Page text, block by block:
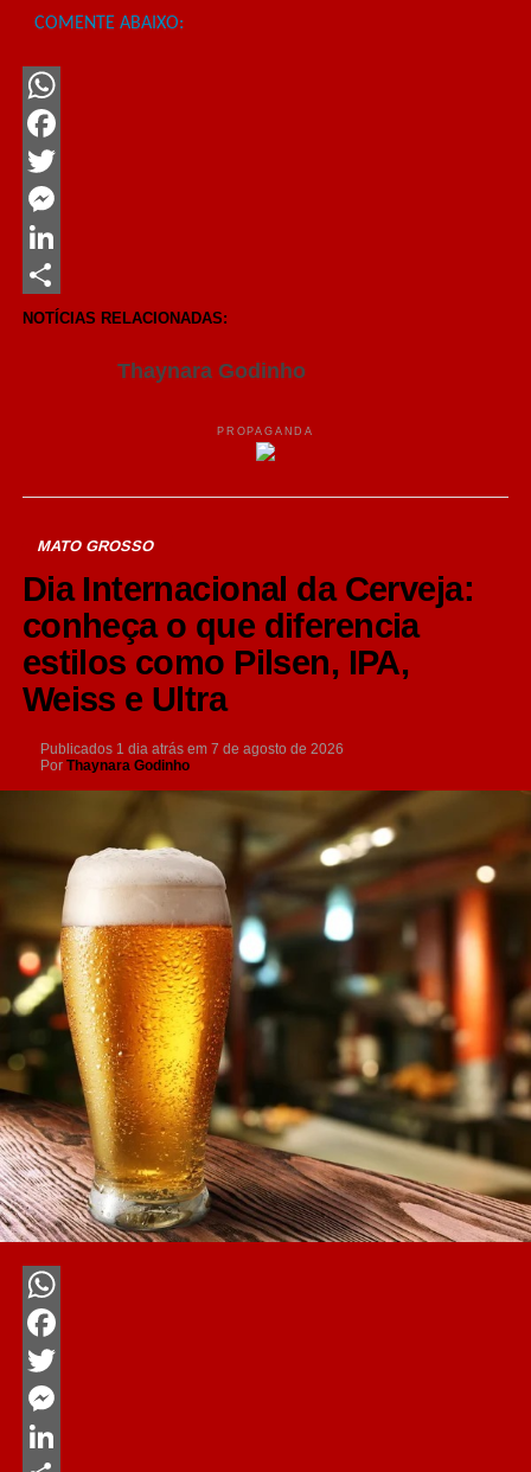
COMENTE ABAIXO:
WhatsApp
Facebook
Twitter
Messenger
LinkedIn
Share
NOTÍCIAS RELACIONADAS:
Thaynara Godinho
PROPAGANDA
MATO GROSSO
Dia Internacional da Cerveja:
conheça o que diferencia
estilos como Pilsen, IPA,
Weiss e Ultra
Publicados 1 dia atrás em 7 de agosto de 2026
Por Thaynara Godinho
WhatsApp
Facebook
Twitter
Messenger